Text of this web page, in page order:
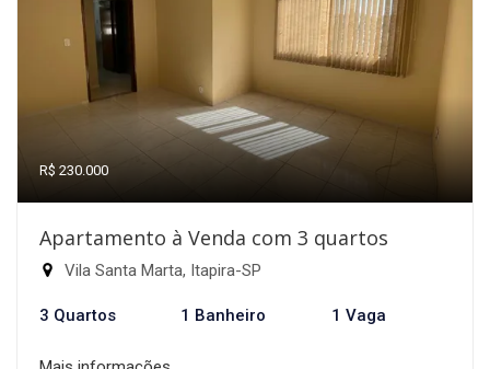
R$ 230.000
Apartamento à Venda com 3 quartos
Vila Santa Marta, Itapira-SP
3 Quartos 1 Banheiro 1 Vaga